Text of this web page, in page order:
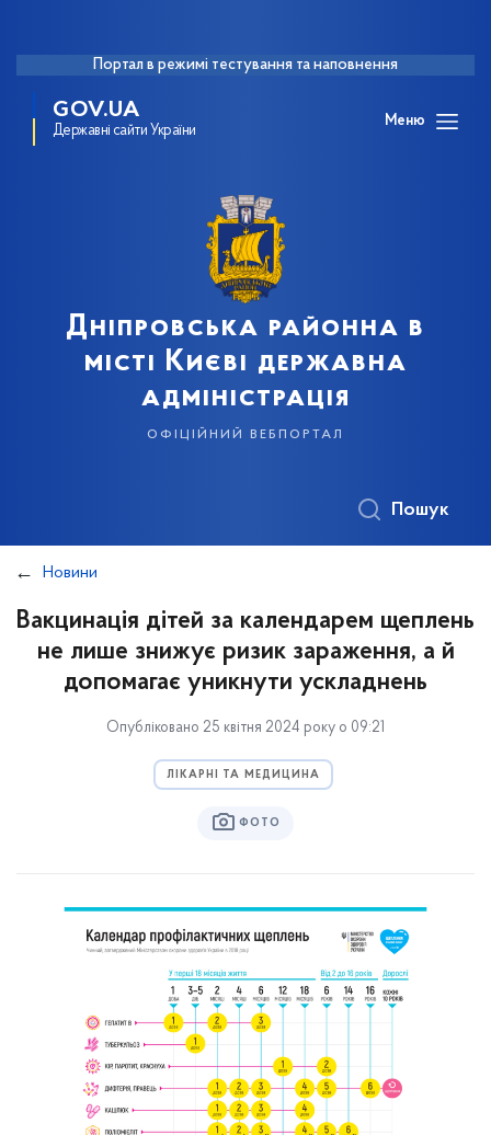
Портал в режимі тестування та наповнення
GOV.UA
Державні сайти України
Меню
Дніпровська районна в
місті Києві державна
адміністрація
офіційний вебпортал
Пошук
Новини
Вакцинація дітей за календарем щеплень
не лише знижує ризик зараження, а й
допомагає уникнути ускладнень
Опубліковано 25 квітня 2024 року о 09:21
ЛІКАРНІ ТА МЕДИЦИНА
ФОТО